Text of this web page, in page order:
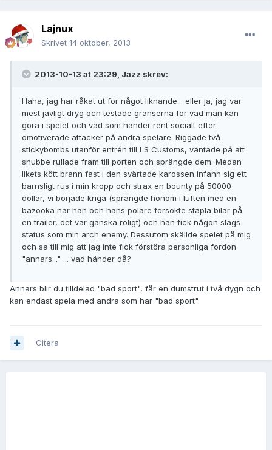
Lajnux
Skrivet 14 oktober, 2013
2013-10-13 at 23:29, Jazz skrev:
Haha, jag har råkat ut för något liknande... eller ja, jag var
mest jävligt dryg och testade gränserna för vad man kan
göra i spelet och vad som händer rent socialt efter
omotiverade attacker på andra spelare. Riggade två
stickybombs utanför entrén till LS Customs, väntade på att
snubbe rullade fram till porten och sprängde dem. Medan
likets kött brann fast i den svärtade karossen infann sig ett
barnsligt rus i min kropp och strax en bounty på 50000
dollar, vi började kriga (sprängde honom i luften med en
bazooka när han och hans polare försökte stapla bilar på
en trailer, det var ganska roligt) och han fick någon slags
status som min arch enemy. Dessutom skällde spelet på mig
och sa till mig att jag inte fick förstöra personliga fordon
"annars..." ... vad händer då?
Annars blir du tilldelad "bad sport", får en dumstrut i två dygn och
kan endast spela med andra som har "bad sport".
Citera